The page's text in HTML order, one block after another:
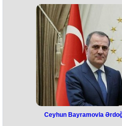
Minatəmizləmə Agentliyi
barədə həftəlik məlumat
ANAMA-dan verilən məlumata
Qubadlı, Xocavənd, Cəbrayıl
tank əleyhinə mina, 160
Bildirilib ki, 516, 46 hektar
Ceyhun Bayramovla